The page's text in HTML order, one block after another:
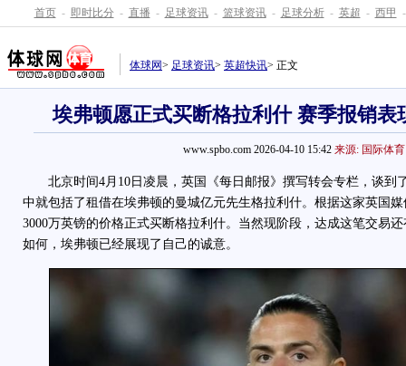
首页 - 即时比分 - 直播 - 足球资讯 - 篮球资讯 - 足球分析 - 英超 - 西甲 -
体球网> 足球资讯> 英超快讯> 正文
埃弗顿愿正式买断格拉利什 赛季报销表
www.spbo.com 2026-04-10 15:42 来源: 国际体育
北京时间4月10日凌晨，英国《每日邮报》撰写转会专栏，谈到
中就包括了租借在埃弗顿的曼城亿元先生格拉利什。根据这家英国
3000万英镑的价格正式买断格拉利什。当然现阶段，达成这笔交易
如何，埃弗顿已经展现了自己的诚意。